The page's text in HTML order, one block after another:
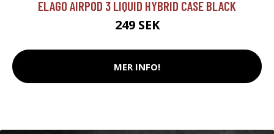
ELAGO AIRPOD 3 LIQUID HYBRID CASE BLACK
249 SEK
MER INFO!